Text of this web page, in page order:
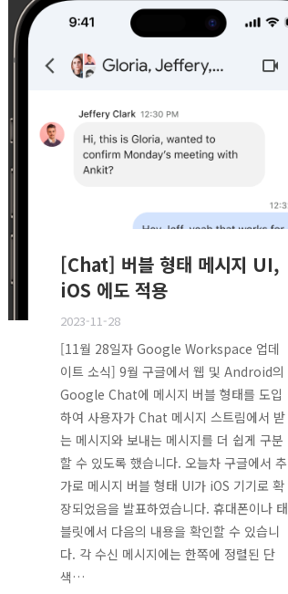
[Chat] 버블 형태 메시지 UI,
iOS 에도 적용
2023-11-28
[11월 28일자 Google Workspace 업데
이트 소식] 9월 구글에서 웹 및 Android의
Google Chat에 메시지 버블 형태를 도입
하여 사용자가 Chat 메시지 스트림에서 받
는 메시지와 보내는 메시지를 더 쉽게 구분
할 수 있도록 했습니다. 오늘차 구글에서 추
가로 메시지 버블 형태 UI가 iOS 기기로 확
장되었음을 발표하였습니다. 휴대폰이나 태
블릿에서 다음의 내용을 확인할 수 있습니
다. 각 수신 메시지에는 한쪽에 정렬된 단
색…